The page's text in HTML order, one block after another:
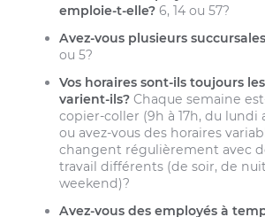
emploie-t-elle? 6, 14 ou 57?
Avez-vous plusieurs
ou 5?
Vos horaires sont-ils toujours
varient-ils? Chaque semaine
copier-coller (9h à 17h, du lundi
ou avez-vous des horaires
changent régulièrement avec
travail différents (de soir, de
weekend)?
Avez-vous des employés à